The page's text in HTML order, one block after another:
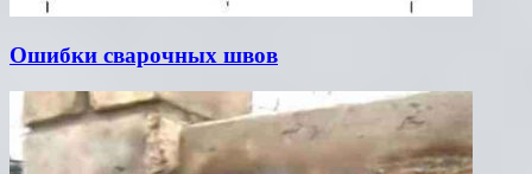
Ошибки сварочных швов